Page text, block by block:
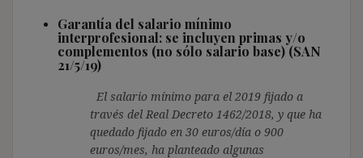
Garantía del salario mínimo
interprofesional: se incluyen primas y/o
complementos (no sólo salario base) (SAN
21/5/19)
El salario mínimo para el 2019 fijado a
través del Real Decreto 1462/2018, y que ha
quedado fijado en 30 euros/día o 900
euros/mes, ha planteado algunas